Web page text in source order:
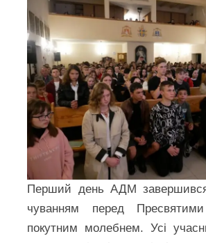
Перший день АДМ
чуванням перед
покутним молебнем. Усі